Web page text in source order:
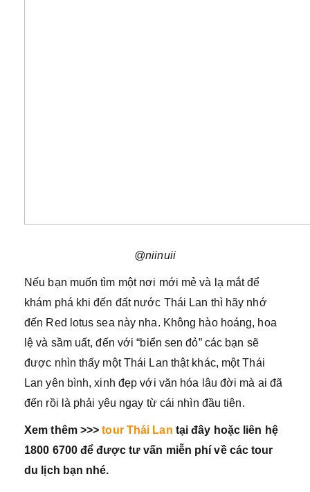
@niinuii
Nếu bạn muốn tìm một nơi mới mẻ và lạ mắt để
khám phá khi đến đất nước Thái Lan thì hãy nhớ
đến Red lotus sea này nha. Không hào hoáng, hoa
lệ và sầm uất, đến với “biển sen đỏ” các bạn sẽ
được nhìn thấy một Thái Lan thật khác, một Thái
Lan yên bình, xinh đẹp với văn hóa lâu đời mà ai đã
đến rồi là phải yêu ngay từ cái nhìn đầu tiên.
Xem thêm >>>tour Thái Lan tại đây hoặc liên hệ
1800 6700 để được tư vấn miễn phí về các tour
du lịch bạn nhé.